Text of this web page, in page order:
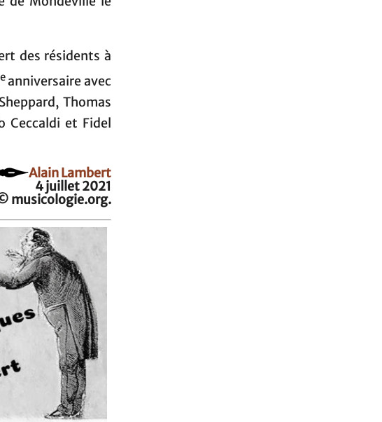
des résidents à
eanniversaire avec
Thomas
Ceccaldi et Fidel
Alain Lambert
4 juillet 2021
musicologie.org.